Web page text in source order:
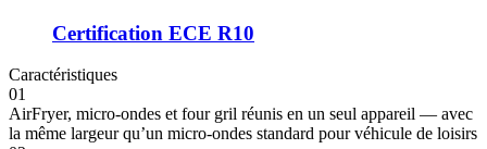
Certification ECE R10
Caractéristiques
01
AirFryer, micro‑ondes et four gril réunis en un seul appareil — avec
la même largeur qu’un micro‑ondes standard pour véhicule de loisirs